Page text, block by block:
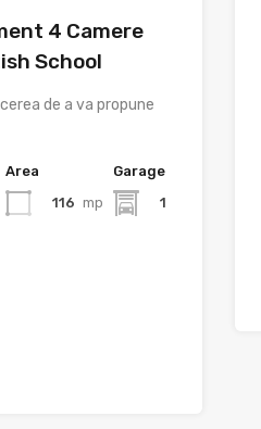
4 Camere
School
de a va propune
Area
116 mp
Garage
1